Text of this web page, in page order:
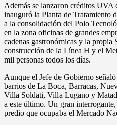
Además se lanzaron créditos UVA
inauguró la Planta de Tratamiento
a la consolidación del Polo
en la zona oficinas de grandes
cadenas gastronómicas y la propia
construcción de la Línea H y el
mil personas todos los días.
Aunque el Jefe de Gobierno
barrios de La Boca, Barracas,
Villa Soldati, Villa Lugano y
a este último. Un gran
predio que ocupaba el Mercado